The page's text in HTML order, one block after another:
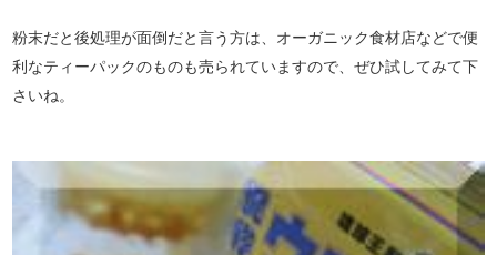
粉末だと後処理が面倒だと言う方は、オーガニック食材店などで便
利なティーパックのものも売られていますので、ぜひ試してみて下
さいね。